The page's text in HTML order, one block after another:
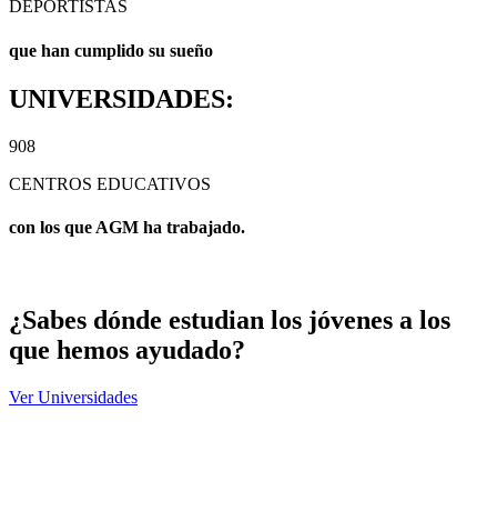
DEPORTISTAS
que han cumplido su sueño
UNIVERSIDADES:
908
CENTROS EDUCATIVOS
con los que AGM ha trabajado.
¿Sabes dónde estudian los jóvenes a los
que hemos ayudado?
Ver Universidades